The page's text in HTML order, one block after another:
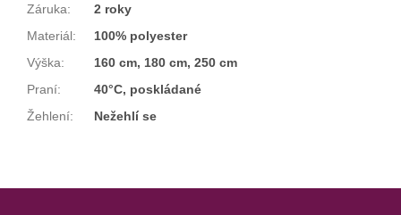
Záruka:
2 roky
Materiál:
100% polyester
Výška:
160 cm, 180 cm, 250 cm
Praní:
40°C, poskládané
Žehlení: Nežehlí se